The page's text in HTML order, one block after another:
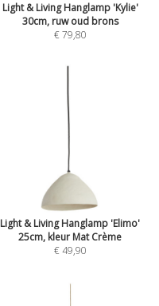
Light & Living Hanglamp 'Kylie'
30cm, ruw oud brons
€ 79,80
Light & Living Hanglamp 'Elimo'
25cm, kleur Mat Crème
€ 49,90